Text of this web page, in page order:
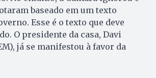
baseado em um texto
Esse é o texto que deve
O presidente da casa, Davi
já se manifestou à favor da